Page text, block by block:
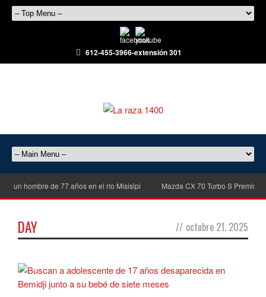
612-455-3966-extensión 301
un hombre de 77 años en el río Misisipi Mazda CX 70 Turbo S Premiun
DAY // octubre 21, 2025